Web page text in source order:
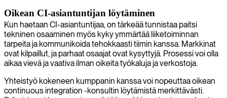
Oikean CI-asiantuntijan löytäminen
Kun haetaan CI-asiantuntijaa, on tärkeää tunnistaa paitsi
tekninen osaaminen myös kyky ymmärtää liiketoiminnan
tarpeita ja kommunikoida tehokkaasti tiimin kanssa. Markkinat
ovat kilpaillut, ja parhaat osaajat ovat kysyttyjä. Prosessi voi olla
aikaa vievä ja vaativa ilman oikeita työkaluja ja verkostoja.
Yhteistyö kokeneen kumppanin kanssa voi nopeuttaa oikean
continuous integration -konsultin löytämistä merkittävästi.